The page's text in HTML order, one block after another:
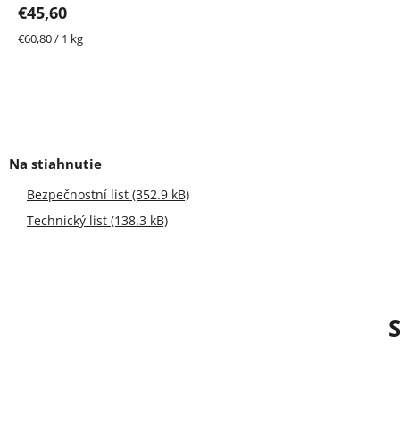
€45,60
Jednotková
€60,80 / 1 kg
Bezpečnostní list (352.9 kB)
Technický list (138.3 kB)